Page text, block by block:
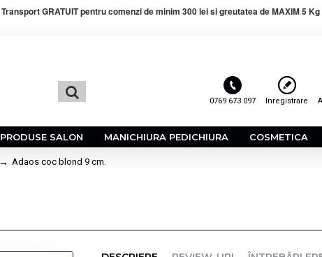
Transport GRATUIT pentru comenzi de minim 300 lei si greutatea de MAXIM 5 Kg
0769 673 097 Inregistrare
PRODUSE SALON MANICHIURA PEDICHIURA COSMETICA
Adaos coc blond 9 cm.